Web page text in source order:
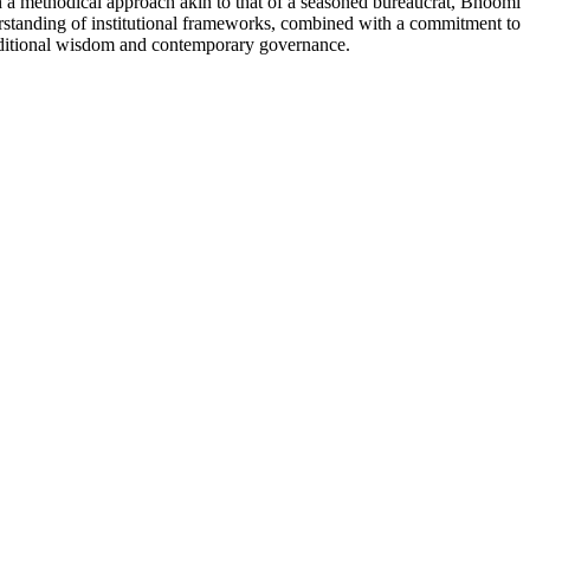
of institutional frameworks, combined with a commitment to
wisdom and contemporary governance.